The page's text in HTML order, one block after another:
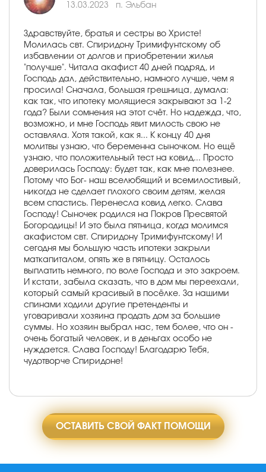
13.03.2023 п. Эльбан
Здравствуйте, братья и сестры во Христе!
Молилась свт. Спиридону Тримифунтскому об
избавлении от долгов и приобретении жилья
"получше". Читала акафист 40 дней подряд, и
Господь дал, действительно, намного лучше, чем я
просила! Сначала, большая грешница, думала:
как так, что ипотеку молящиеся закрывают за 1-2
года? Были сомнения на этот счёт. Но надежда, что,
возможно, и мне Господь явит милость свою не
оставляла. Хотя такой, как я... К концу 40 дня
молитвы узнаю, что беременна сыночком. Но ещё
узнаю, что положительный тест на ковид... Просто
доверилась Господу: будет так, как мне полезнее.
Потому что Бог- наш вселюбящий и всемилостивый,
никогда не сделает плохого своим детям, желая
всем спастись. Перенесла ковид легко. Слава
Господу! Сыночек родился на Покров Пресвятой
Богородицы! И это была пятница, когда молимся
акафистом свт. Спиридону Тримифунтскому! И
сегодня мы большую часть ипотеки закрыли
маткапиталом, опять же в пятницу. Осталось
выплатить немного, по воле Господа и это закроем.
И кстати, забыла сказать, что в дом мы переехали,
который самый красивый в посёлке. За нашими
спинами ходили другие претенденты и
уговаривали хозяина продать дом за большие
суммы. Но хозяин выбрал нас, тем более, что он -
очень богатый человек, и в деньгах особо не
нуждается. Слава Господу! Благодарю Тебя,
чудотворче Спиридоне!
ОСТАВИТЬ СВОЙ ФАКТ ПОМОЩИ